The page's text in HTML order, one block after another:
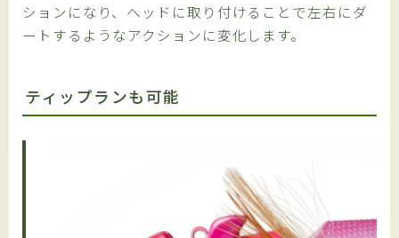
Follow Me
ションになり、ヘッドに取り付けることで左右にダ
ートするようなアクションに変化します。
ティップランも可能